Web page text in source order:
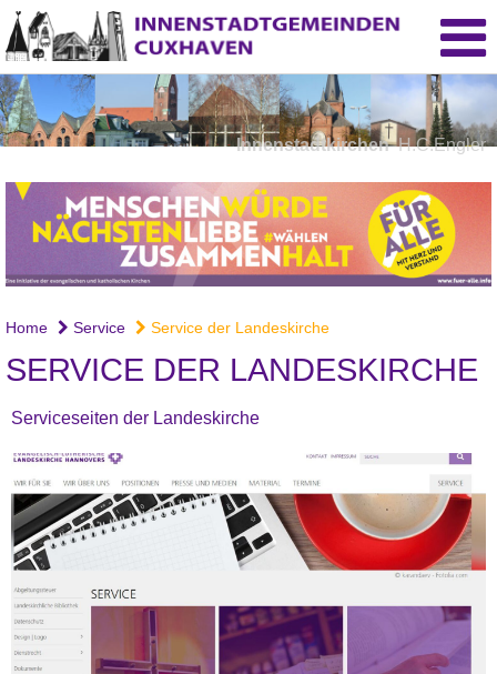
InnenstadtkirchenH.C.Engler
Home Service Service der Landeskirche
SERVICE DER LANDESKIRCHE
Serviceseiten der Landeskirche